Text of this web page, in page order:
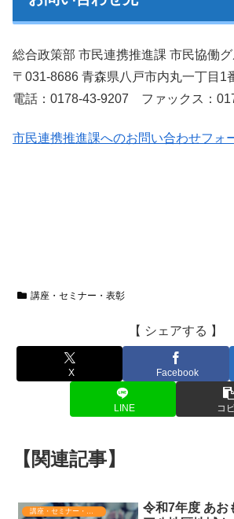
総合政策部 市民連携推進課 市民協働
〒031-8686 青森県八戸市内丸一丁目1
電話：0178-43-9207 ファックス：
市民連携推進課へのお問い合わせフォ
講座・セミナー・表彰
【 シェアする 】
X Facebook
LINE コ
【関連記事】
令和7年度 あお